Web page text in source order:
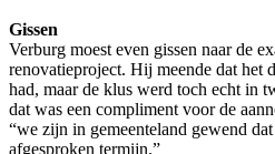
Gissen
Verburg moest even gissen naar de
renovatieproject. Hij meende dat het
had, maar de klus werd toch echt in
dat was een compliment voor de
“we zijn in gemeenteland gewend
afgesproken termijn.”